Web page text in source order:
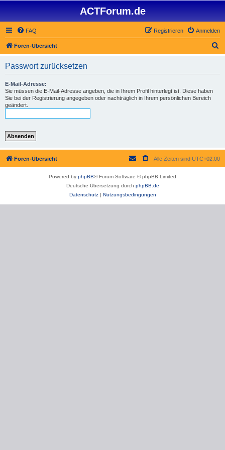
ACTForum.de
FAQ Anmelden
Registrieren
Foren-Übersicht
Passwort zurücksetzen
E-Mail-Adresse:
Sie müssen die E-Mail-Adresse angeben, die in Ihrem Profil hinterlegt ist. Diese haben
Sie bei der Registrierung angegeben oder nachträglich in Ihrem persönlichen Bereich
geändert.
Foren-Übersicht Alle Zeiten sind UTC+02:00
Powered by phpBB® Forum Software © phpBB Limited
Deutsche Übersetzung durch phpBB.de
Datenschutz| Nutzungsbedingungen